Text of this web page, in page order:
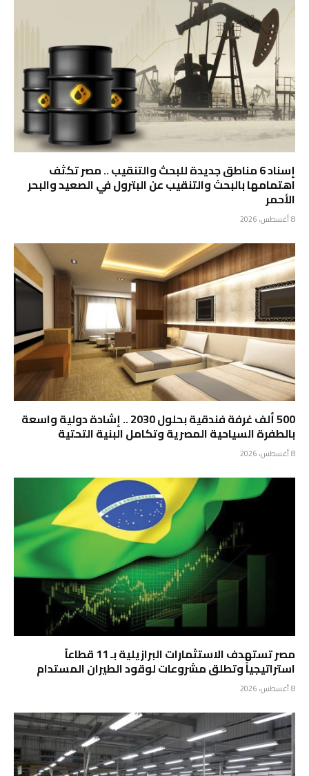
إسناد 6 مناطق جديدة للبحث والتنقيب .. مصر تكثف
اهتمامها بالبحث والتنقيب عن البترول في الصعيد والبحر
الأحمر
8 أغسطس، 2026
500 ألف غرفة فندقية بحلول 2030 .. إشادة دولية واسعة
بالطفرة السياحية المصرية وتكامل البنية التحتية
8 أغسطس، 2026
مصر تستهدف الاستثمارات البرازيلية بـ 11 قطاعاً
استراتيجياً وتطلق مشروعات لوقود الطيران المستدام
8 أغسطس، 2026